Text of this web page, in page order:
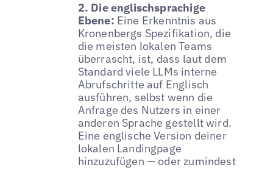
2. Die englischsprachige
Ebene: Eine Erkenntnis aus
Kronenbergs Spezifikation, die
die meisten lokalen Teams
überrascht, ist, dass laut dem
Standard viele LLMs interne
Abrufschritte auf Englisch
ausführen, selbst wenn die
Anfrage des Nutzers in einer
anderen Sprache gestellt wird.
Eine englische Version deiner
lokalen Landingpage
hinzuzufügen — oder zumindest